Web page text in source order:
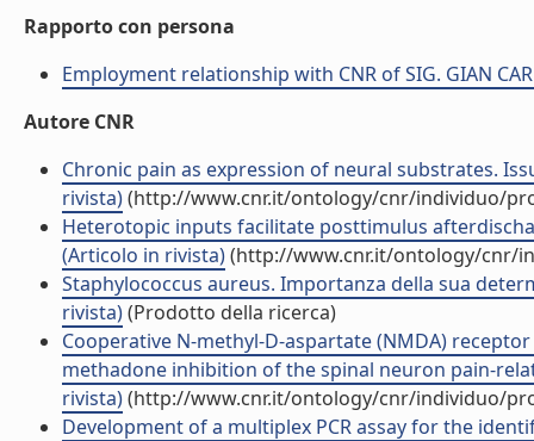
Rapporto con persona
Employment relationship with CNR of SIG. GIAN
Autore CNR
Chronic pain as expression of neural substrates.
rivista)(http://www.cnr.it/ontology/cnr/individuo/
Heterotopic inputs facilitate posttimulus
(Articolo in rivista)(http://www.cnr.it/ontology/cnr/
Staphylococcus aureus. Importanza della sua
rivista)(Prodotto della ricerca)
Cooperative N-methyl-D-aspartate (NMDA)
methadone inhibition of the spinal neuron pain-
rivista)(http://www.cnr.it/ontology/cnr/individuo/
Development of a multiplex PCR assay for the